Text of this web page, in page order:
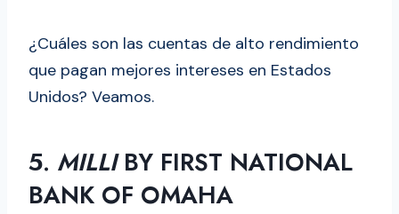
¿Cuáles son las cuentas de alto rendimiento
que pagan mejores intereses en Estados
Unidos? Veamos.
5. MILLIBY FIRST NATIONAL
BANK OF OMAHA